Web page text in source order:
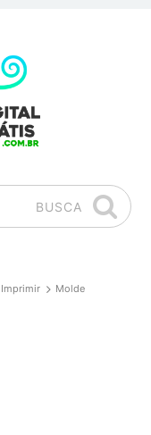
BUSCA
Imprimir
Molde